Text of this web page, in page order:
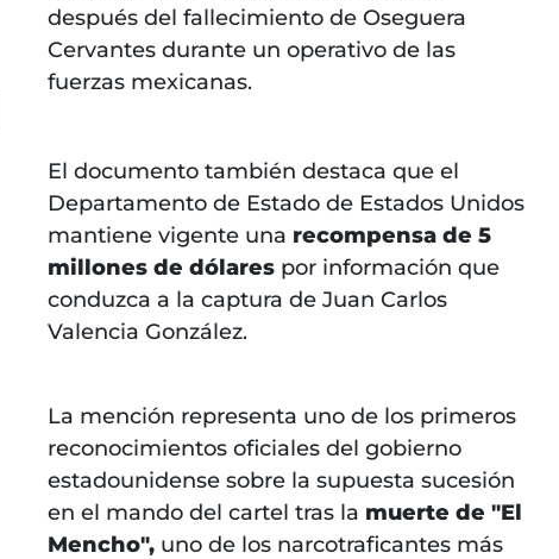
después del fallecimiento de Oseguera
Cervantes durante un operativo de las
fuerzas mexicanas.
El documento también destaca que el
Departamento de Estado de Estados Unidos
mantiene vigente una recompensa de 5
millones de dólarespor información que
conduzca a la captura de Juan Carlos
Valencia González.
La mención representa uno de los primeros
reconocimientos oficiales del gobierno
estadounidense sobre la supuesta sucesión
en el mando del cartel tras la muerte de "El
Mencho",uno de los narcotraficantes más